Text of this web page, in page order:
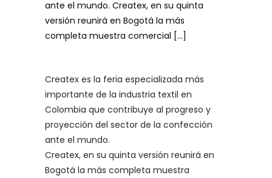
ante el mundo. Createx, en su quinta
versión reunirá en Bogotá la más
completa muestra comercial […]
Createx es la feria especializada más
importante de la industria textil en
Colombia que contribuye al progreso y
proyección del sector de la confección
ante el mundo.
Createx, en su quinta versión reunirá en
Bogotá la más completa muestra